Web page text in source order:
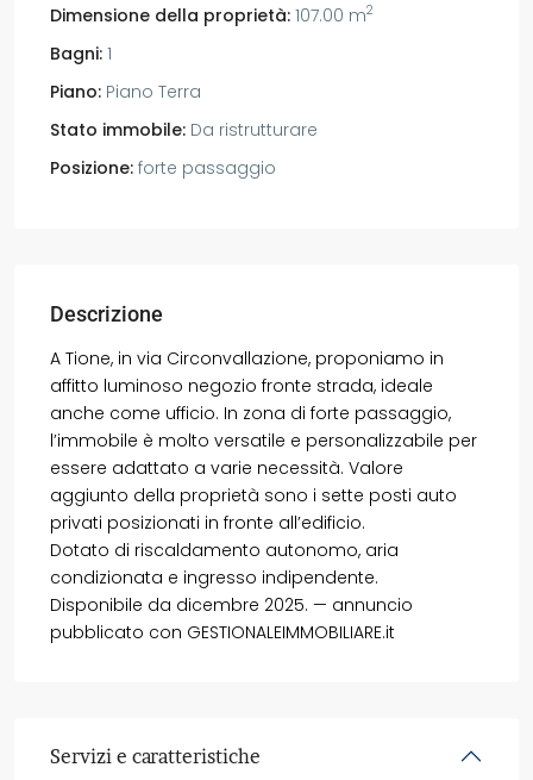
Dimensione della proprietà: 107.00 m2
Bagni: 1
Piano: Piano Terra
Stato immobile: Da ristrutturare
Posizione: forte passaggio
Descrizione
A Tione, in via Circonvallazione, proponiamo in
affitto luminoso negozio fronte strada, ideale
anche come ufficio. In zona di forte passaggio,
l’immobile è molto versatile e personalizzabile per
essere adattato a varie necessità. Valore
aggiunto della proprietà sono i sette posti auto
privati posizionati in fronte all’edificio.
Dotato di riscaldamento autonomo, aria
condizionata e ingresso indipendente.
Disponibile da dicembre 2025. — annuncio
pubblicato con GESTIONALEIMMOBILIARE.it
Servizi e caratteristiche